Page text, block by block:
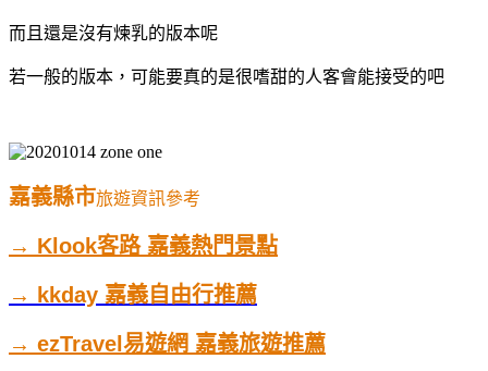
而且還是沒有煉乳的版本呢
若一般的版本，可能要真的是很嗜甜的人客會能接受的吧
嘉義縣市旅遊資訊參考
→ Klook客路 嘉義熱門景點
→ kkday 嘉義自由行推薦
→ ezTravel易遊網 嘉義旅遊推薦